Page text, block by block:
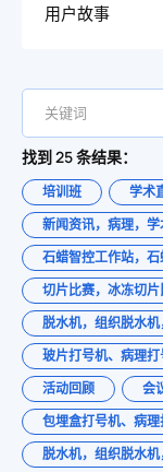
用户故事
找到 25 条结果：
培训班 学术
新闻资讯，病理，
石蜡智控工作站，
切片比赛，冰冻切
脱水机，组织脱水
玻片打号机、病理
活动回顾
会
包埋盒打号机、病
脱水机，组织脱水